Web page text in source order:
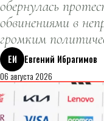
обернулась
обвинениями в
громким
ЕИ
Евгений Ибрагимов
06 августа 2026